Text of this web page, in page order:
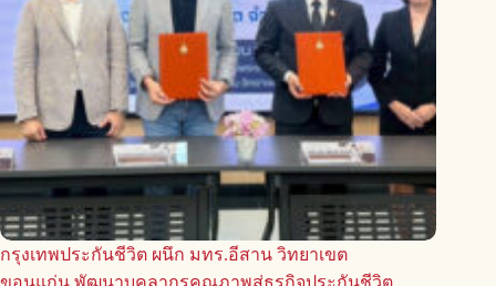
กรุงเทพประกันชีวิต ผนึก มทร.อีสาน วิทยาเขต